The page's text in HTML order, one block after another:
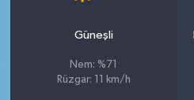
Güneşli
Nem: %71
Rüzgar: 11 km/h